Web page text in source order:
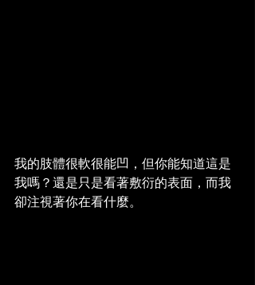
我的肢體很軟很能凹，但你能知道這是
我嗎？還是只是看著敷衍的表面，而我
卻注視著你在看什麼。